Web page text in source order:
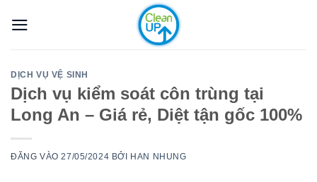
qua
DỊCH VỤ VỆ SINH
Dịch vụ kiểm soát côn trùng tại
Long An – Giá rẻ, Diệt tận gốc 100%
ĐĂNG VÀO27/05/2024 BỞI HAN NHUNG